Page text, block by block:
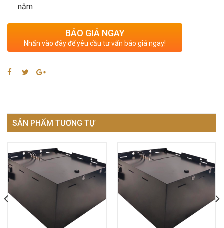
năm
BÁO GIÁ NGAY
Nhấn vào đây để yêu cầu tư vấn báo giá ngay!
SẢN PHẨM TƯƠNG TỰ